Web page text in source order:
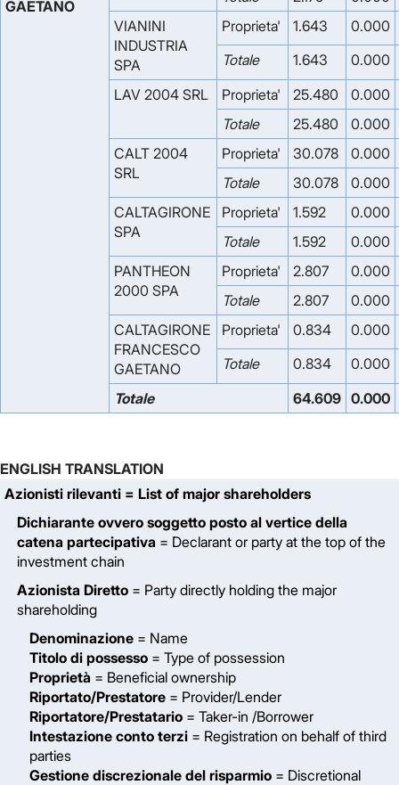
GAETANO
VIANINI
INDUSTRIA
SPA
Proprieta' 1.643
0.000
Totale
1.643
0.000
LAV 2004 SRL
Proprieta' 25.480
0.000
Totale
25.480
0.000
CALT 2004
SRL
Proprieta' 30.078
0.000
Totale
30.078
0.000
CALTAGIRONE
SPA
Proprieta' 1.592
0.000
Totale
1.592
0.000
PANTHEON
2000 SPA
Proprieta' 2.807
0.000
Totale
2.807
0.000
CALTAGIRONE
FRANCESCO
GAETANO
Proprieta' 0.834
0.000
Totale
0.834
0.000
Totale
64.609 0.000
ENGLISH TRANSLATION
Azionisti rilevanti = List of major shareholders
Dichiarante ovvero soggetto posto al vertice della
catena partecipativa = Declarant or party at the top of the
investment chain
Azionista Diretto = Party directly holding the major
shareholding
Denominazione = Name
Titolo di possesso = Type of possession
Proprietà = Beneficial ownership
Riportato/Prestatore = Provider/Lender
Riportatore/Prestatario = Taker-in /Borrower
Intestazione conto terzi = Registration on behalf of third
parties
Gestione discrezionale del risparmio = Discretional